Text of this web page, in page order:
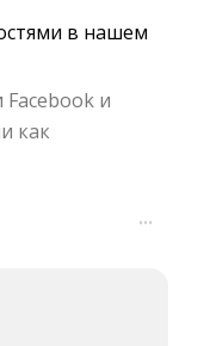
в нашем
и
как
···